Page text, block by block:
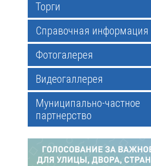
Торги
Справочная информация
Фотогалерея
Видеогаллерея
Муниципально-частное
партнерство